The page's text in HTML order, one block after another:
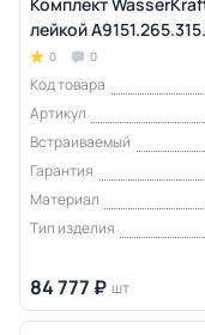
Комплект
лейкой
0 0
Код товара
Артикул
Встраиваемый
Гарантия
Материал
Тип изделия
84 777 ₽ шт